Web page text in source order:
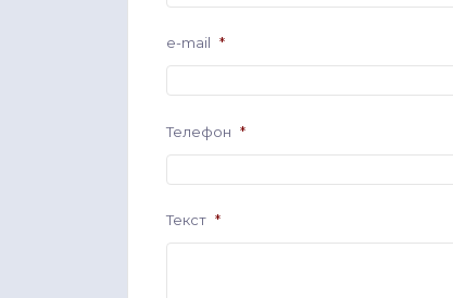
e-mail *
Телефон *
Текст *